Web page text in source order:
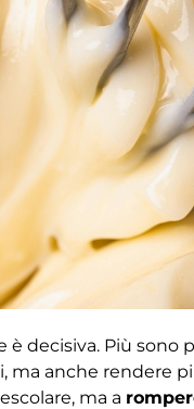
decisiva. Più sono
anche rendere
ma a